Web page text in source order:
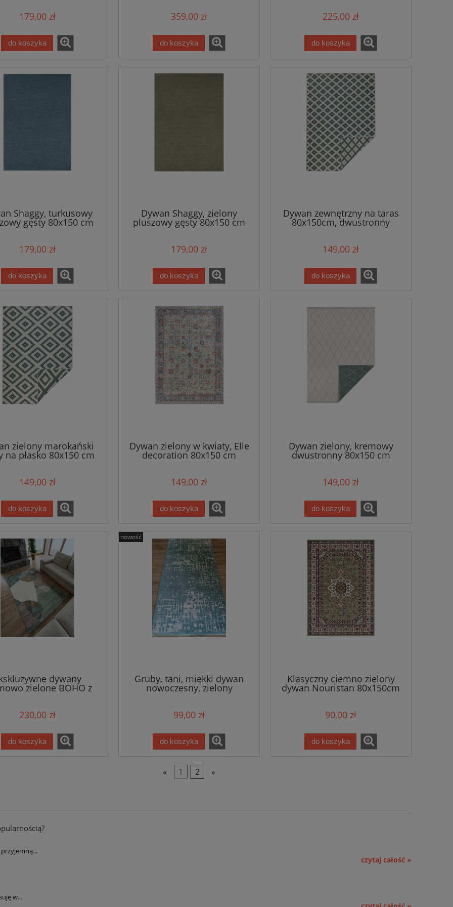
179,00 zł
do koszyka
359,00 zł
do koszyka
225,00 zł
do koszyka
Shaggy, turkusowy
gęsty 80x150 cm
179,00 zł
do koszyka
Dywan Shaggy, zielony
pluszowy gęsty 80x150 cm
179,00 zł
do koszyka
Dywan zewnętrzny na taras
80x150cm, dwustronny
sznurkowy, uniwersalny
149,00 zł
do koszyka
zielony marokański
na płasko 80x150 cm
149,00 zł
do koszyka
Dywan zielony w kwiaty, Elle
decoration 80x150 cm
149,00 zł
do koszyka
Dywan zielony, kremowy
dwustronny 80x150 cm
149,00 zł
do koszyka
dywany
zielone BOHO z
230,00 zł
do koszyka
Gruby, tani, miękki dywan
nowoczesny, zielony
80x150cm
99,00 zł
do koszyka
nowość
Klasyczny ciemno zielony
dywan Nouristan 80x150cm
90,00 zł
do koszyka
« 1 2 »
czytaj całość »
w...